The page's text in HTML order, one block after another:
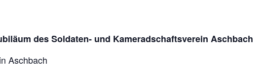
des Soldaten- und Kameradschaftsverein Aschbach
Aschbach